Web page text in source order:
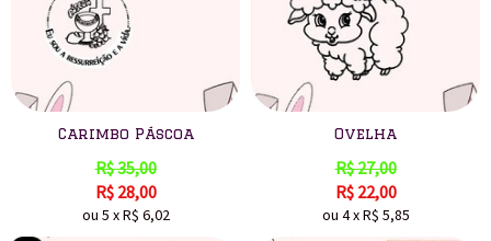
Carimbo Páscoa
R$35,00
R$ 28,00
ou 5 xR$ 6,02
Ovelha
R$27,00
R$ 22,00
ou 4xR$ 5,85